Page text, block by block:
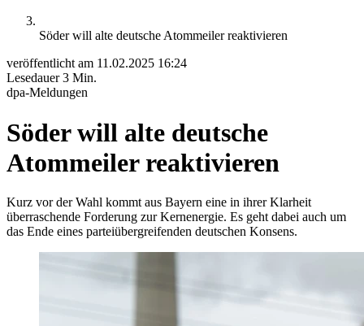
Söder will alte deutsche Atommeiler reaktivieren
veröffentlicht am 11.02.2025 16:24
Lesedauer3 Min.
dpa-Meldungen
Söder will alte deutsche
Atommeiler reaktivieren
Kurz vor der Wahl kommt aus Bayern eine in ihrer Klarheit
überraschende Forderung zur Kernenergie. Es geht dabei auch um
das Ende eines parteiübergreifenden deutschen Konsens.